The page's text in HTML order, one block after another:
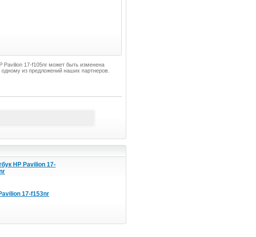
Pavilion 17-f105nr может быть изменена
из предложений наших партнеров.
HP Pavilion 17-
17-f153nr